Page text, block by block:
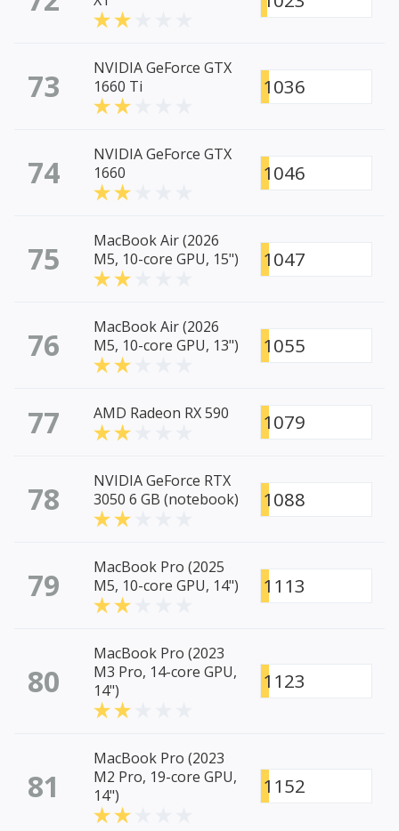
73
NVIDIA GeForce GTX
1660 Ti
1036
74
NVIDIA GeForce GTX
1660
1046
75
MacBook Air (2026
M5, 10-core GPU, 15")
1047
76
MacBook Air (2026
M5, 10-core GPU, 13")
1055
77 AMD Radeon RX 590 1079
78
NVIDIA GeForce RTX
3050 6 GB (notebook)
1088
79
MacBook Pro (2025
M5, 10-core GPU, 14")
1113
80
MacBook Pro (2023
M3 Pro, 14-core GPU,
14")
1123
81
MacBook Pro (2023
M2 Pro, 19-core GPU,
14")
1152